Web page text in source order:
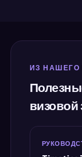
и вызвала
ИЗ НАШЕГО
визовой